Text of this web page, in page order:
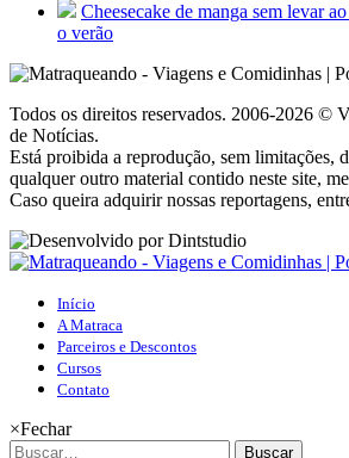
Cheesecake de manga sem levar
o verão
Todos os direitos reservados. 2006-2026 ©
de Notícias.
Está proibida a reprodução, sem limitações,
qualquer outro material contido neste site,
Caso queira adquirir nossas reportagens,
Início
A Matraca
Parceiros e Descontos
Cursos
Contato
×Fechar
Buscar